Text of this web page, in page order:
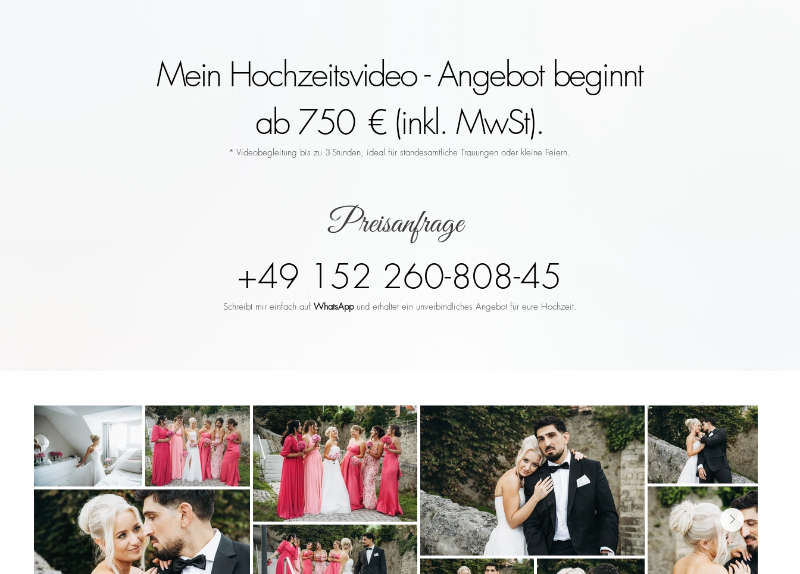
Mein Hochzeitsvideo - Angebot beginnt
ab 750 € (inkl. MwSt).
* Videobegleitung bis zu 3 Stunden, ideal für standesamtliche Trauungen oder kleine Feiern.
Preisanfrage
+49 152 260-808-45
Schreibt mir einfach auf WhatsAppund erhaltet ein unverbindliches Angebot für eure Hochzeit.